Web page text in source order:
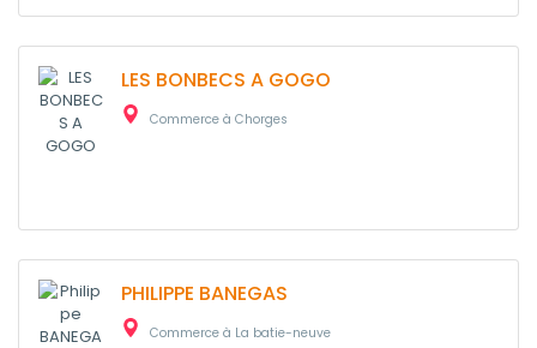
LES BONBECS A GOGO
Commerce à Chorges
PHILIPPE BANEGAS
Commerce à La batie-neuve